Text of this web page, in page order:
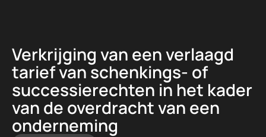
Verkrijging van een verlaagd
tarief van schenkings- of
successierechten in het kader
van de overdracht van een
onderneming